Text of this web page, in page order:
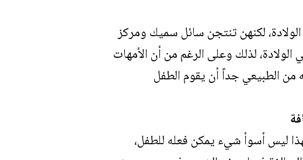
لكنهن تنتجن سائل سميك ومركز
الولادة، لذلك وعلى الرغم من أن الأمهات
من الطبيعي جداً أن يقوم الطفل
ليس أسوأ شيء يمكن فعله للطفل،